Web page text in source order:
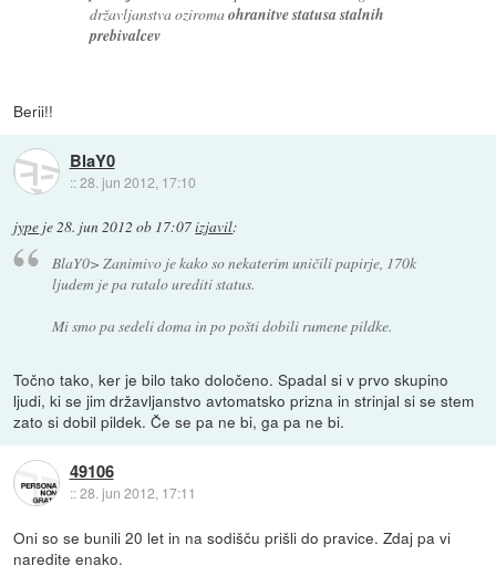
državljanstva oziromaohranitve statusa stalnih
prebivalcev
Berii!!
BlaY0
::28. jun 2012, 17:10
jype je 28. jun 2012 ob 17:07izjavil:
BlaY0> Zanimivo je kako so nekaterim uničili papirje, 170k
ljudem je pa ratalo urediti status.
Mi smo pa sedeli doma in po pošti dobili rumene pildke.
Točno tako, ker je bilo tako določeno. Spadal si v prvo skupino
ljudi, ki se jim državljanstvo avtomatsko prizna in strinjal si se stem
zato si dobil pildek. Če se pa ne bi, ga pa ne bi.
49106
::28. jun 2012, 17:11
Oni so se bunili 20 let in na sodišču prišli do pravice. Zdaj pa vi
naredite enako.